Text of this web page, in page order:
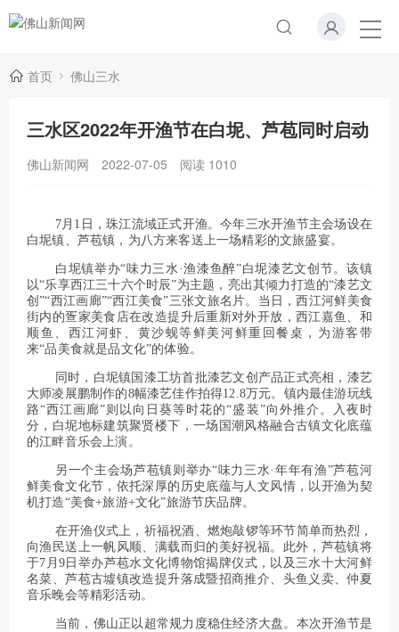
首页 佛山三水
三水区2022年开渔节在白坭、芦苞同时启动
佛山新闻网 2022-07-05 阅读 1010
7月1日，珠江流域正式开渔。今年三水开渔节主会场设在
白坭镇、芦苞镇，为八方来客送上一场精彩的文旅盛宴。
白坭镇举办“味力三水·渔漆鱼醉”白坭漆艺文创节。该镇
以“乐享西江三十六个时辰”为主题，亮出其倾力打造的“漆艺文
创”“西江画廊”“西江美食”三张文旅名片。当日，西江河鲜美食
街内的疍家美食店在改造提升后重新对外开放，西江嘉鱼、和
顺鱼、西江河虾、黄沙蚬等鲜美河鲜重回餐桌，为游客带
来“品美食就是品文化”的体验。
同时，白坭镇国漆工坊首批漆艺文创产品正式亮相，漆艺
大师凌展鹏制作的8幅漆艺佳作拍得12.8万元。镇内最佳游玩线
路“西江画廊”则以向日葵等时花的“盛装”向外推介。入夜时
分，白坭地标建筑聚贤楼下，一场国潮风格融合古镇文化底蕴
的江畔音乐会上演。
另一个主会场芦苞镇则举办“味力三水·年年有渔”芦苞河
鲜美食文化节，依托深厚的历史底蕴与人文风情，以开渔为契
机打造“美食+旅游+文化”旅游节庆品牌。
在开渔仪式上，祈福祝酒、燃炮敲锣等环节简单而热烈，
向渔民送上一帆风顺、满载而归的美好祝福。此外，芦苞镇将
于7月9日举办芦苞水文化博物馆揭牌仪式，以及三水十大河鲜
名菜、芦苞古墟镇改造提升落成暨招商推介、头鱼义卖、仲夏
音乐晚会等精彩活动。
当前，佛山正以超常规力度稳住经济大盘。本次开渔节是